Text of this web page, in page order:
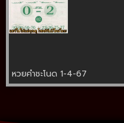
หวยคำชะโนด 1-4-67